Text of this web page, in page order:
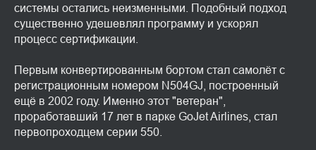
системы остались неизменными. Подобный подход
существенно удешевлял программу и ускорял
процесс сертификации.
Первым конвертированным бортом стал самолёт с
регистрационным номером N504GJ, построенный
ещё в 2002 году. Именно этот "ветеран",
проработавший 17 лет в парке GoJet Airlines, стал
первопроходцем серии 550.